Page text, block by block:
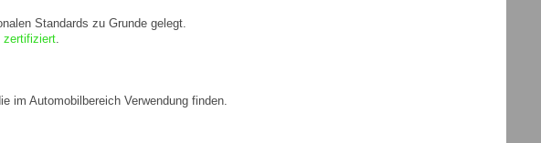
Standards zu Grunde gelegt.
zertifiziert.
im Automobilbereich Verwendung finden.